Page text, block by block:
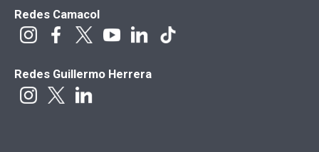
Redes Camacol
Redes Guillermo Herrera